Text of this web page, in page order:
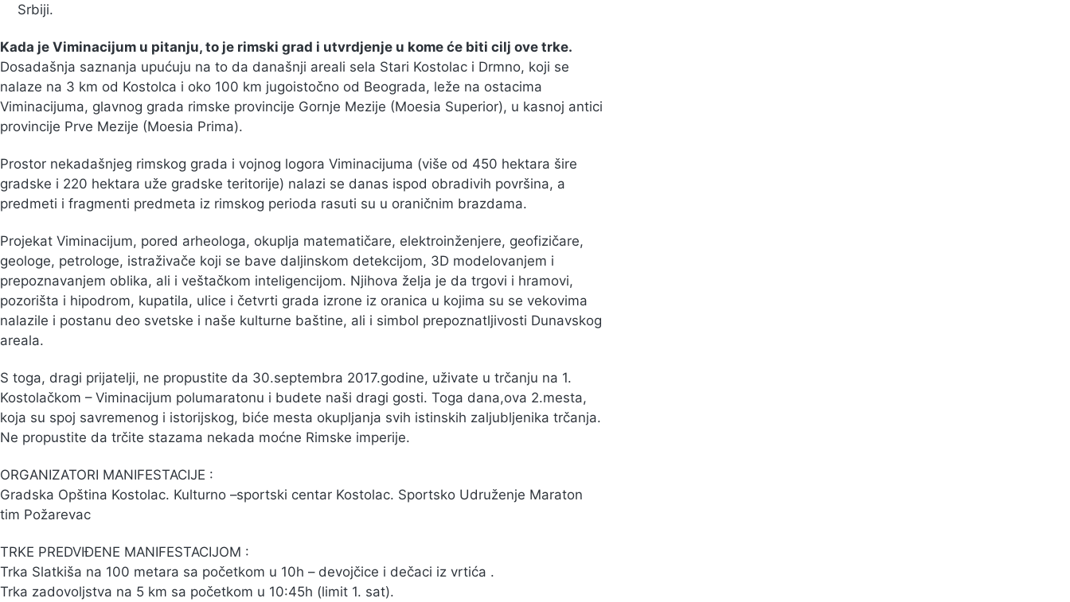
Srbiji.
Kada je Viminacijum u pitanju, to je rimski grad i utvrdjenje u kome će biti cilj ove trke.
Dosadašnja saznanja upućuju na to da današnji areali sela Stari Kostolac i Drmno, koji se
nalaze na 3 km od Kostolca i oko 100 km jugoistočno od Beograda, leže na ostacima
Viminacijuma, glavnog grada rimske provincije Gornje Mezije (Moesia Superior), u kasnoj antici
provincije Prve Mezije (Moesia Prima).
Prostor nekadašnjeg rimskog grada i vojnog logora Viminacijuma (više od 450 hektara šire
gradske i 220 hektara uže gradske teritorije) nalazi se danas ispod obradivih površina, a
predmeti i fragmenti predmeta iz rimskog perioda rasuti su u oraničnim brazdama.
Projekat Viminacijum, pored arheologa, okuplja matematičare, elektroinženjere, geofizičare,
geologe, petrologe, istraživače koji se bave daljinskom detekcijom, 3D modelovanjem i
prepoznavanjem oblika, ali i veštačkom inteligencijom. Njihova želja je da trgovi i hramovi,
pozorišta i hipodrom, kupatila, ulice i četvrti grada izrone iz oranica u kojima su se vekovima
nalazile i postanu deo svetske i naše kulturne baštine, ali i simbol prepoznatljivosti Dunavskog
areala.
S toga, dragi prijatelji, ne propustite da 30.septembra 2017.godine, uživate u trčanju na 1.
Kostolačkom – Viminacijum polumaratonu i budete naši dragi gosti. Toga dana,ova 2.mesta,
koja su spoj savremenog i istorijskog, biće mesta okupljanja svih istinskih zaljubljenika trčanja.
Ne propustite da trčite stazama nekada moćne Rimske imperije.
ORGANIZATORI MANIFESTACIJE :
Gradska Opština Kostolac. Kulturno –sportski centar Kostolac. Sportsko Udruženje Maraton
tim Požarevac
TRKE PREDVIĐENE MANIFESTACIJOM :
Trka Slatkiša na 100 metara sa početkom u 10h – devojčice i dečaci iz vrtića .
Trka zadovoljstva na 5 km sa početkom u 10:45h (limit 1. sat).